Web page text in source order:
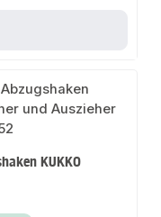
KUKKO